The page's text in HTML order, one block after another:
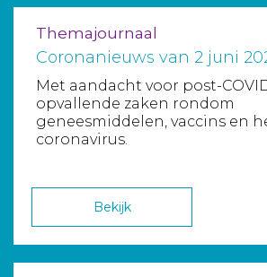
Themajournaal
Coronanieuws van 2 juni
Met aandacht voor post-
opvallende zaken rondom
geneesmiddelen, vaccins en
coronavirus.
Bekijk